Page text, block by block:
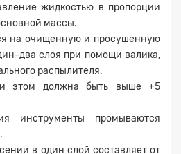
жидкостью в пропорции
массы.
на очищенную и просушенную
два слоя при помощи валика,
распылителя.
этом должна быть выше +5
инструменты промываются
в один слой составляет от